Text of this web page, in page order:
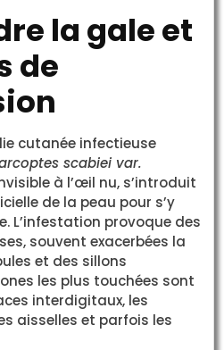
la gale et
de
cutanée infectieuse
scabiei var.
à l’œil nu, s’introduit
de la peau pour s’y
L’infestation provoque des
souvent exacerbées la
et des sillons
les plus touchées sont
interdigitaux, les
aisselles et parfois les